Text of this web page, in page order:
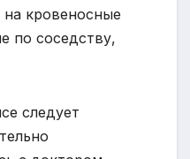
на кровеносные
по соседству,
следует